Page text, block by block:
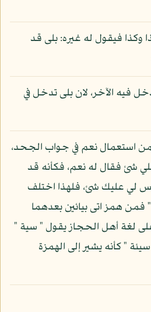
وكذا فيقول له غيره: بلى قد
فيه الآخر، لان بلى تدخل في
من استعمال نعم في جواب الجحد،
شئ فقال له نعم، فكأنه قد
لي عليك شئ، فلهذا اختلف
همز اتى بيائين بعدهما
لغة أهل الحجاز يقول " سية "
" كأنه يشير إلى الهمزة